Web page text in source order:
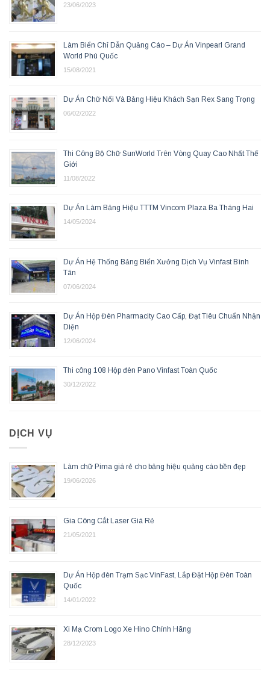
23/06/2023
Làm Biển Chỉ Dẫn Quảng Cáo – Dự Án Vinpearl Grand
World Phú Quốc
15/08/2021
Dự Án Chữ Nổi Và Bảng Hiệu Khách Sạn Rex Sang Trọng
06/02/2022
Thi Công Bộ Chữ SunWorld Trên Vòng Quay Cao Nhất Thế
Giới
11/08/2022
Dự Án Làm Bảng Hiệu TTTM Vincom Plaza Ba Tháng Hai
14/05/2024
Dự Án Hệ Thống Bảng Biển Xưởng Dịch Vụ Vinfast Bình
Tân
07/06/2024
Dự Án Hộp Đèn Pharmacity Cao Cấp, Đạt Tiêu Chuẩn Nhận
Diện
12/06/2024
Thi công 108 Hộp đèn Pano Vinfast Toàn Quốc
30/12/2022
DỊCH VỤ
Làm chữ Pima giá rẻ cho bảng hiệu quảng cáo bền đẹp
19/06/2026
Gia Công Cắt Laser Giá Rẻ
21/05/2021
Dự Án Hộp đèn Trạm Sạc VinFast, Lắp Đặt Hộp Đèn Toàn
Quốc
14/01/2022
Xi Mạ Crom Logo Xe Hino Chính Hãng
28/12/2023